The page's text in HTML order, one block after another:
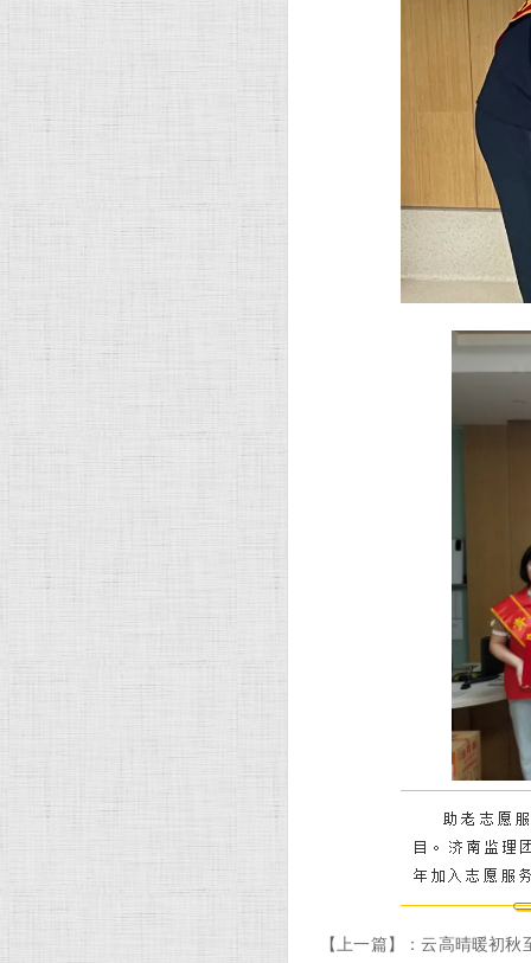
【上一篇】：云高晴暖初秋